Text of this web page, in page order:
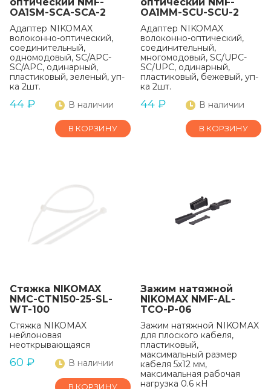
OA1SM-SCA-SCA-2
Адаптер NIKOMAX
волоконно-оптический,
соединительный,
одномодовый, SC/APC-
SC/APC, одинарный,
пластиковый, зеленый, уп-
ка 2шт.
44 ₽ В наличии
В КОРЗИНУ
OA1MM-SCU-SCU-2
Адаптер NIKOMAX
волоконно-оптический,
соединительный,
многомодовый, SC/UPC-
SC/UPC, одинарный,
пластиковый, бежевый, уп-
ка 2шт.
44 ₽ В наличии
В КОРЗИНУ
Стяжка NIKOMAX
NMC-CTN150-25-SL-
WT-100
Стяжка NIKOMAX
нейлоновая
неоткрывающаяся
60 ₽ В наличии
В КОРЗИНУ
Зажим натяжной
NIKOMAX NMF-AL-
TCO-P-06
Зажим натяжной NIKOMAX
для плоского кабеля,
пластиковый,
максимальный размер
кабеля 5x12 мм,
максимальная рабочая
нагрузка 0.6 кН